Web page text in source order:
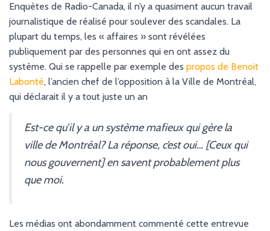
Enquètes de Radio-Canada, il n’y a quasiment aucun travail
journalistique de réalisé pour soulever des scandales. La
plupart du temps, les « affaires » sont révélées
publiquement par des personnes qui en ont assez du
système. Qui se rappelle par exemple des propos de Benoit
Labonté, l’ancien chef de l’opposition à la Ville de Montréal,
qui déclarait il y a tout juste un an
Est-ce qu’il y a un système mafieux qui gère la
ville de Montréal? La réponse, c’est oui… [Ceux qui
nous gouvernent] en savent probablement plus
que moi.
Les médias ont abondamment commenté cette entrevue